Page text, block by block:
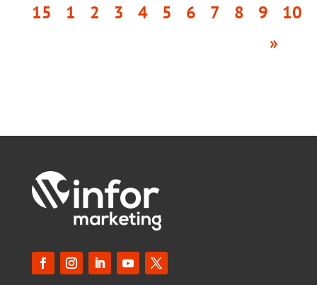
15
1 2 3 4 5 6 7 8 9 10
»